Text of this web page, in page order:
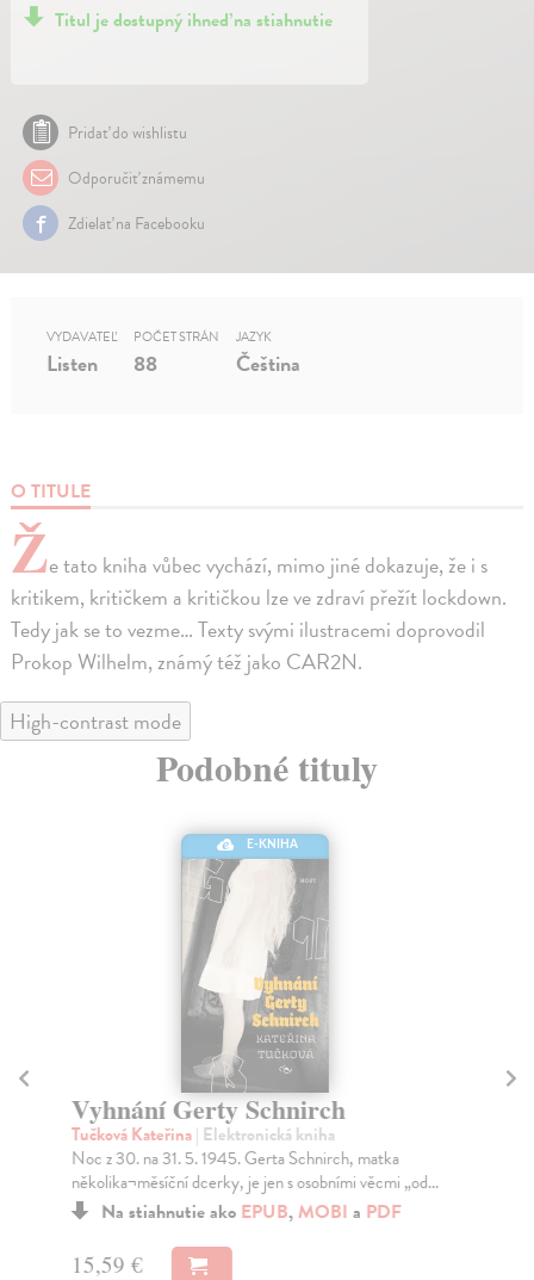
Titul je dostupný ihneď na stiahnutie
Pridať do wishlistu
Odporučiť známemu
Zdielať na Facebooku
O TITULE
Že tato kniha vůbec vychází, mimo jiné dokazuje, že i s
kritikem, kritičkem a kritičkou lze ve zdraví přežít lockdown.
Tedy jak se to vezme… Texty svými ilustracemi doprovodil
Prokop Wilhelm, známý též jako CAR2N.
VYDAVATEĽ
Listen
POČET STRÁN
88
JAZYK
Čeština
High-contrast mode
Podobné tituly
E-KNIHA
Vyhnání Gerty Schnirch
Tučková Kateřina| Elektronická kniha
Noc z 30. na 31. 5. 1945. Gerta Schnirch, matka
několika¬měsíční dcerky, je jen s osobními věcmi „od...
Na stiahnutie ako EPUB,MOBI a PDF
15,59 €